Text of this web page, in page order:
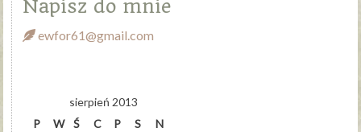
Napisz do mnie
ewfor61@gmail.com
sierpień 2013
P
W Ś C P S
N